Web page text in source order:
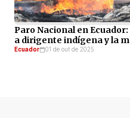
Paro Nacional en
a dirigente indígena y la
Ecuador 01 de out de 2025